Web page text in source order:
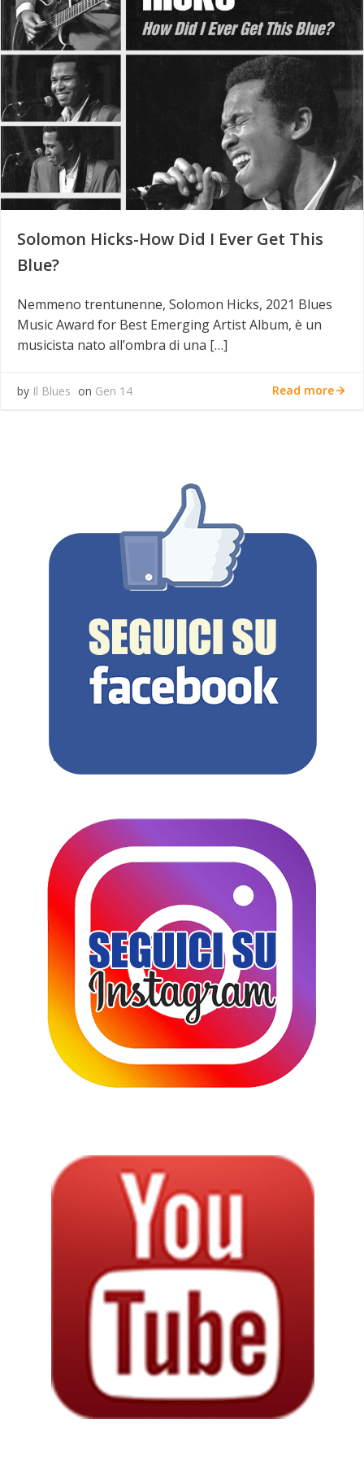
Solomon Hicks-How Did I Ever Get This
Blue?
Nemmeno trentunenne, Solomon Hicks, 2021 Blues
Music Award for Best Emerging Artist Album, è un
musicista nato all’ombra di una […]
by Il Blues on Gen 14 Read more